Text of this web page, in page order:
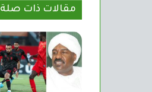
مقالات ذات صلة